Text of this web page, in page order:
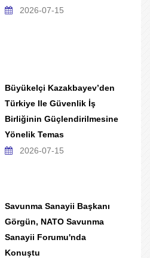
2026-07-15
Büyükelçi Kazakbayev’den
Türkiye Ile Güvenlik İş
Birliğinin Güçlendirilmesine
Yönelik Temas
2026-07-15
Savunma Sanayii Başkanı
Görgün, NATO Savunma
Sanayii Forumu'nda
Konuştu